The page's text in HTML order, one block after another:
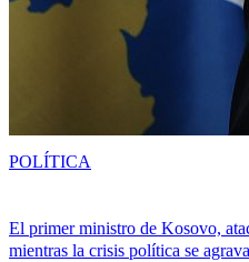
El primer ministro de Kosovo,
mientras la crisis política se agrava
POLÍTICA